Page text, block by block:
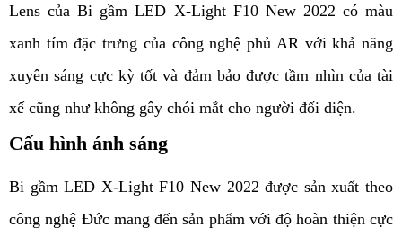
Lens của Bi gầm LED X-Light F10 New 2022 có màu
xanh tím đặc trưng của công nghệ phủ AR với khả năng
xuyên sáng cực kỳ tốt và đảm bảo được tầm nhìn của tài
xế cũng như không gây chói mắt cho người đối diện.
Cấu hình ánh sáng
Bi gầm LED X-Light F10 New 2022 được sản xuất theo
công nghệ Đức mang đến sản phẩm với độ hoàn thiện cực